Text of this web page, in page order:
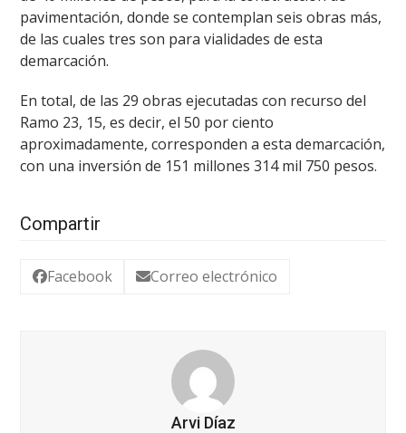
pavimentación, donde se contemplan seis obras más,
de las cuales tres son para vialidades de esta
demarcación.
En total, de las 29 obras ejecutadas con recurso del
Ramo 23, 15, es decir, el 50 por ciento
aproximadamente, corresponden a esta demarcación,
con una inversión de 151 millones 314 mil 750 pesos.
Compartir
Facebook Correo electrónico
Arvi Díaz